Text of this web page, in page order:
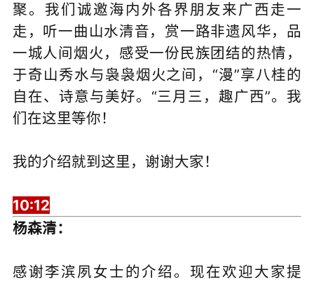
聚。我们诚邀海内外各界朋友来广西走一
走，听一曲山水清音，赏一路非遗风华，品
一城人间烟火，感受一份民族团结的热情，
于奇山秀水与袅袅烟火之间，“漫”享八桂的
自在、诗意与美好。“三月三，趣广西”。我
们在这里等你！
我的介绍就到这里，谢谢大家！
10:12
杨森清：
感谢李滨夙女士的介绍。现在欢迎大家提